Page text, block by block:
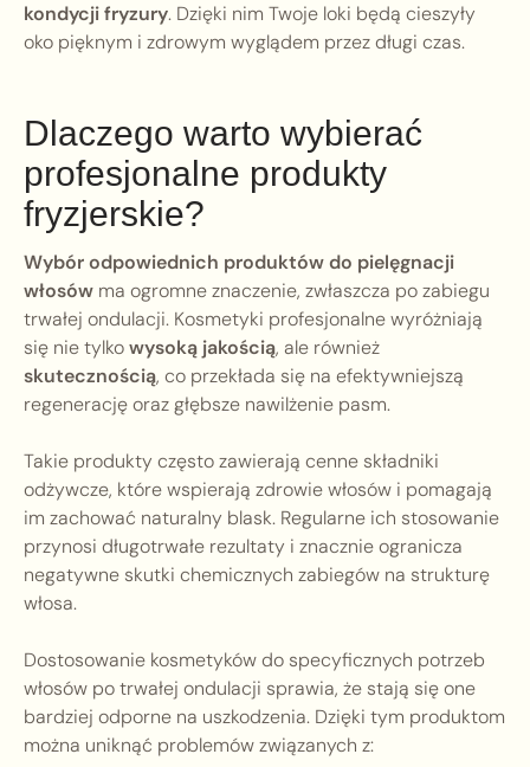
kondycji fryzury. Dzięki nim Twoje loki będą cieszyły
oko pięknym i zdrowym wyglądem przez długi czas.
Dlaczego warto wybierać
profesjonalne produkty
fryzjerskie?
Wybór odpowiednich produktów do pielęgnacji
włosów ma ogromne znaczenie, zwłaszcza po zabiegu
trwałej ondulacji. Kosmetyki profesjonalne wyróżniają
się nie tylkowysoką jakością, ale również
skutecznością, co przekłada się na efektywniejszą
regenerację oraz głębsze nawilżenie pasm.
Takie produkty często zawierają cenne składniki
odżywcze, które wspierają zdrowie włosów i pomagają
im zachować naturalny blask. Regularne ich stosowanie
przynosi długotrwałe rezultaty i znacznie ogranicza
negatywne skutki chemicznych zabiegów na strukturę
włosa.
Dostosowanie kosmetyków do specyficznych potrzeb
włosów po trwałej ondulacji sprawia, że stają się one
bardziej odporne na uszkodzenia. Dzięki tym produktom
można uniknąć problemów związanych z: